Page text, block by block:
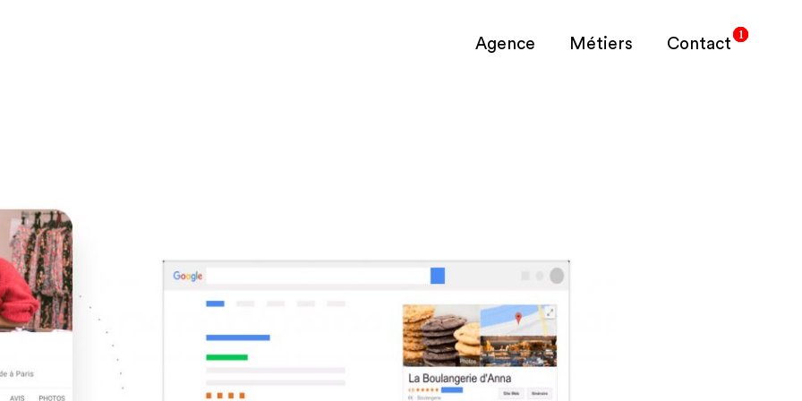
Agence Métiers Contact